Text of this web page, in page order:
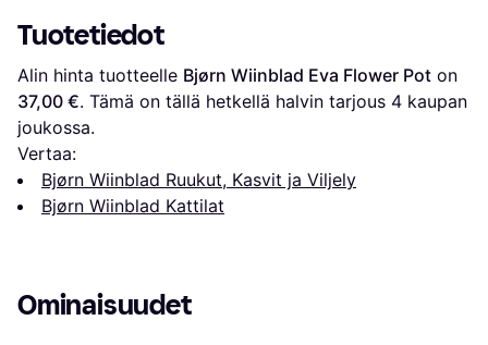
Tuotetiedot
Alin hinta tuotteelle Bjørn Wiinblad Eva Flower Pot
37,00 €. Tämä on tällä hetkellä halvin tarjous 4 kaupan
joukossa.
Vertaa:
Bjørn Wiinblad Ruukut, Kasvit ja Viljely
Bjørn Wiinblad Kattilat
Ominaisuudet